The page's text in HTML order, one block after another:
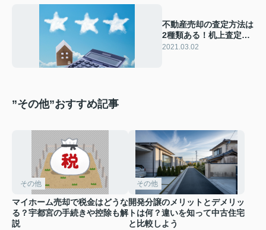
不動産売却の査定方法は
2種類ある！机上査定と
訪問査定の2つ
2021.03.02
”その他”おすすめ記事
その他
マイホーム売却で税金はどうな
る？宇都宮の手続きや控除も解
説
その他
開発分譲のメリットとデメリッ
トは何？違いを知って中古住宅
と比較しよう